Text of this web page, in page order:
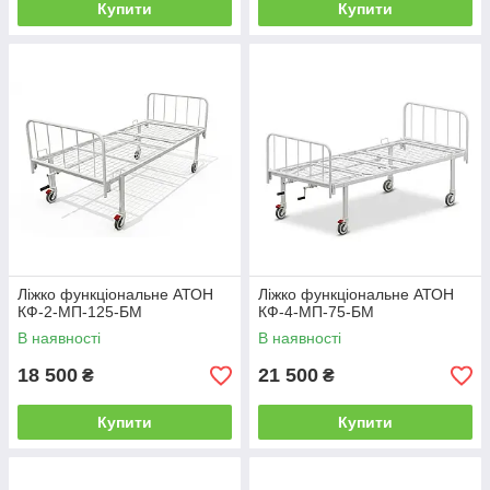
Купити Купити
Ліжко функціональне АТОН
КФ-2-МП-125-БМ
В наявності
18 500 ₴
Купити
Ліжко функціональне АТОН
КФ-4-МП-75-БМ
В наявності
21 500 ₴
Купити